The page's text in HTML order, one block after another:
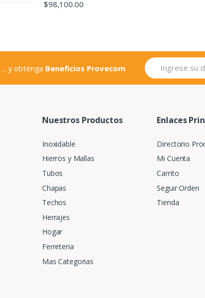
$98,100.00
... y obtenga Beneficios Provecom
Nuestros Productos
Inoxidable
Hierros y Mallas
Tubos
Chapas
Techos
Herrajes
Hogar
Ferreteria
Mas Categorias
Enlaces
Directorio
Mi Cuenta
Carrito
Seguir Orden
Tienda